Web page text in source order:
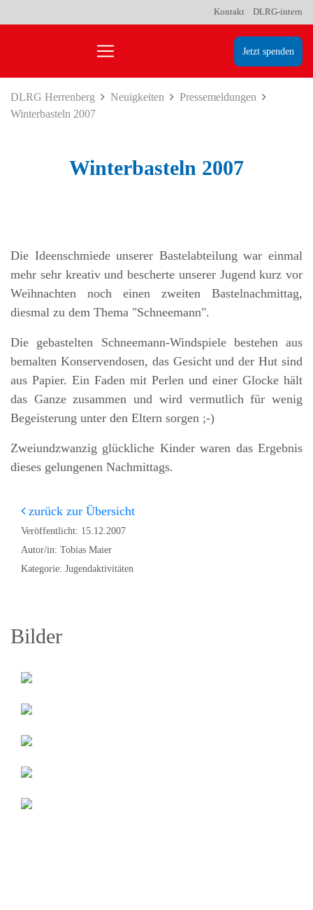
Kontakt DLRG-intern
Jetzt spenden
DLRG Herrenberg Neuigkeiten
Pressemeldungen
Winterbasteln 2007
Winterbasteln 2007
Die Ideenschmiede unserer Bastelabteilung war einmal
mehr sehr kreativ und bescherte unserer Jugend kurz vor
Weihnachten noch einen zweiten Bastelnachmittag,
diesmal zu dem Thema "Schneemann".
Die gebastelten Schneemann-Windspiele bestehen aus
bemalten Konservendosen, das Gesicht und der Hut sind
aus Papier. Ein Faden mit Perlen und einer Glocke hält
das Ganze zusammen und wird vermutlich für wenig
Begeisterung unter den Eltern sorgen ;-)
Zweiundzwanzig glückliche Kinder waren das Ergebnis
dieses gelungenen Nachmittags.
zurück zur Übersicht
Veröffentlicht: 15.12.2007
Autor/in: Tobias Maier
Kategorie: Jugendaktivitäten
Bilder